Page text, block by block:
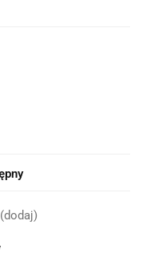
(dodaj)